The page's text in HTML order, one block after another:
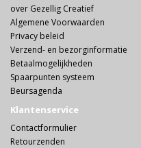
over Gezellig Creatief
Algemene Voorwaarden
Privacy beleid
Verzend- en bezorginformatie
Betaalmogelijkheden
Spaarpunten systeem
Beursagenda
Klantenservice
Contactformulier
Retourzenden